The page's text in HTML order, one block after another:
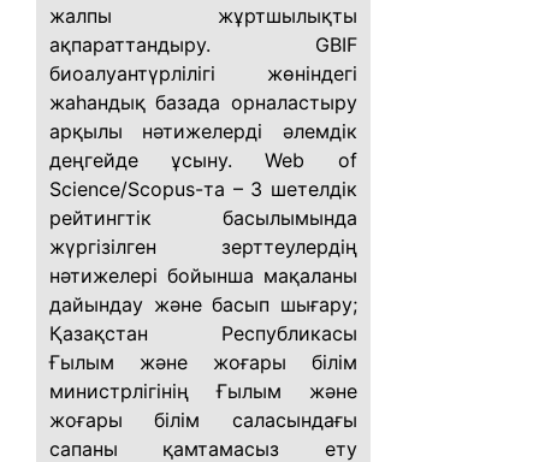
жалпы жұртшылықты
ақпараттандыру. GBIF
биоалуантүрлілігі жөніндегі
жаһандық базада орналастыру
арқылы нәтижелерді әлемдік
деңгейде ұсыну. Web of
Science/Scopus-та – 3 шетелдік
рейтингтік басылымында
жүргізілген зерттеулердің
нәтижелері бойынша мақаланы
дайындау және басып шығару;
Қазақстан Республикасы
Ғылым және жоғары білім
министрлігінің Ғылым және
жоғары білім саласындағы
сапаны қамтамасыз ету